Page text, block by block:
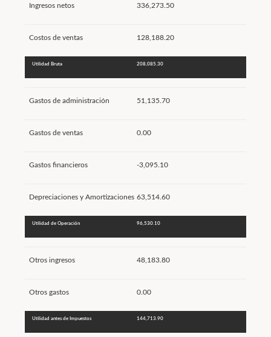
Ingresos netos 336,273.50
Costos de ventas 128,188.20
Utilidad Bruta 208,085.30
Gastos de administración 51,135.70
Gastos de ventas 0.00
Gastos financieros -3,095.10
Depreciaciones y Amortizaciones 63,514.60
Utilidad de Operación 96,530.10
Otros ingresos 48,183.80
Otros gastos 0.00
Utilidad antes de Impuestos 144,713.90